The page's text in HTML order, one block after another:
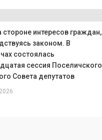
стороне интересов граждан,
законом. В
состоялась
сессия Поселичского
Совета депутатов